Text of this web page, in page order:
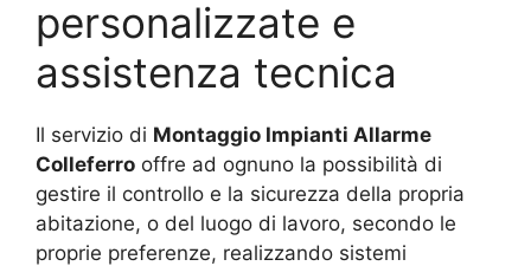
personalizzate e
assistenza tecnica
Il servizio di Montaggio Impianti Allarme
Colleferro offre ad ognuno la possibilità di
gestire il controllo e la sicurezza della propria
abitazione, o del luogo di lavoro, secondo le
proprie preferenze, realizzando sistemi